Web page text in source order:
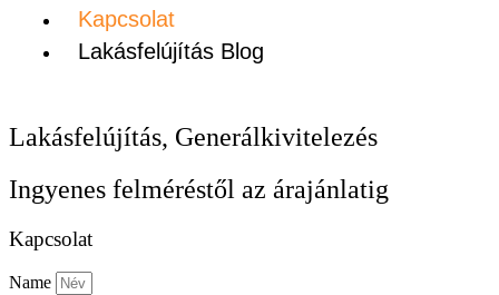
Kapcsolat
Lakásfelújítás Blog
Lakásfelújítás, Generálkivitelezés
Ingyenes felméréstől az árajánlatig
Kapcsolat
Name